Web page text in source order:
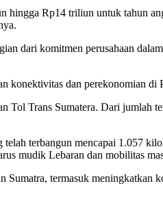
Rp14 triliun untuk tahun
dari komitmen perusahaan
konektivitas dan perekonomian
Trans Sumatera. Dari jumlah
terbangun mencapai 1.057
mudik Lebaran dan mobilitas
termasuk meningkatkan